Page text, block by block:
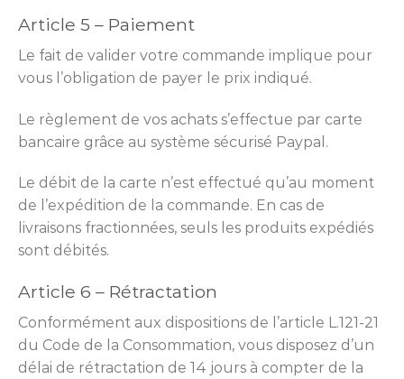
Article 5 – Paiement
Le fait de valider votre commande implique pour
vous l’obligation de payer le prix indiqué.
Le règlement de vos achats s’effectue par carte
bancaire grâce au système sécurisé Paypal.
Le débit de la carte n’est effectué qu’au moment
de l’expédition de la commande. En cas de
livraisons fractionnées, seuls les produits expédiés
sont débités.
Article 6 – Rétractation
Conformément aux dispositions de l’article L.121-21
du Code de la Consommation, vous disposez d’un
délai de rétractation de 14 jours à compter de la